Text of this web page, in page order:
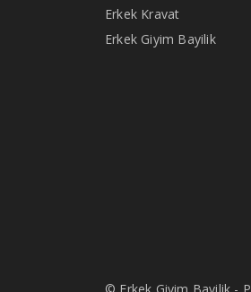
Erkek Kravat
Erkek Giyim Bayilik